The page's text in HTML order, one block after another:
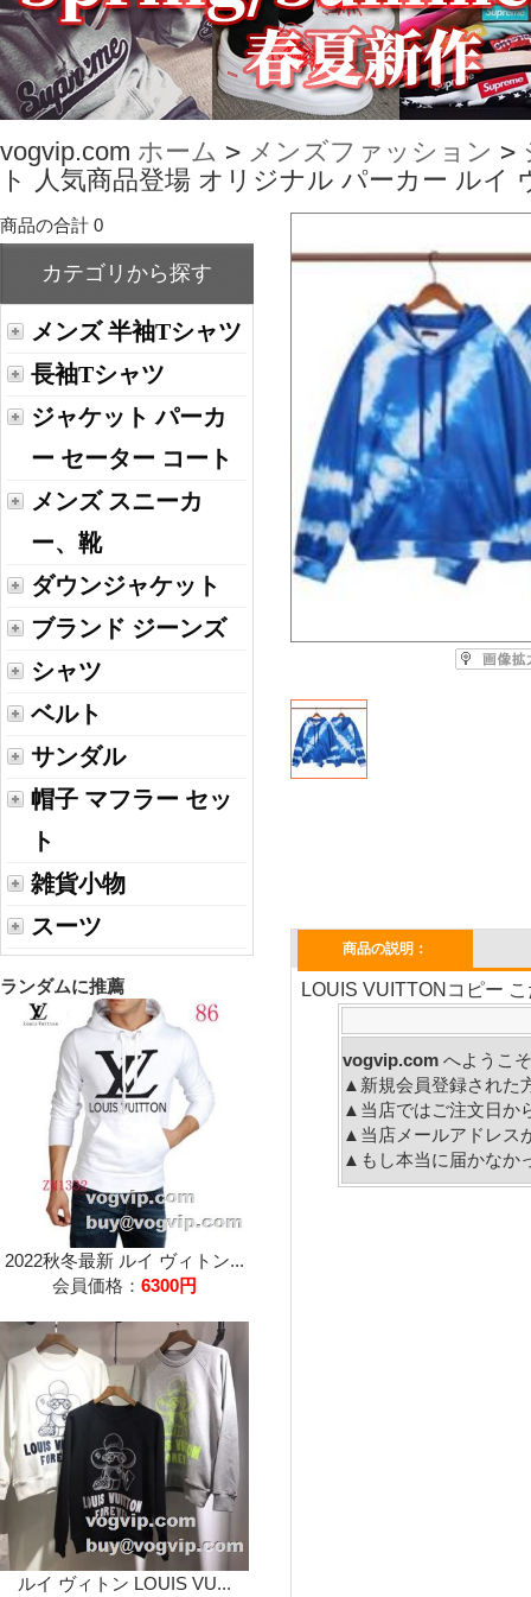
vogvip.com ホーム > メンズファッション >
ト 人気商品登場 オリジナル パーカー ルイ
商品の合計 0
カテゴリから探す
メンズ 半袖Tシャツ
長袖Tシャツ
ジャケット パーカ
ー セーター コート
メンズ スニーカ
ー、靴
ダウンジャケット
ブランド ジーンズ
シャツ
ベルト
サンダル
帽子 マフラー セッ
ト
雑貨小物
スーツ
ランダムに推薦
2022秋冬最新 ルイ ヴィトン...
会員価格： 6300円
ルイ ヴィトン LOUIS VU...
商品の説明：
LOUIS VUITTONコピー
vogvip.com へ
▲新規会員登録された
▲当店ではご注文日か
▲当店メールアドレス
▲もし本当に届かなか